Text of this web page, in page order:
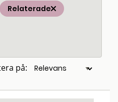
Relaterade
på: